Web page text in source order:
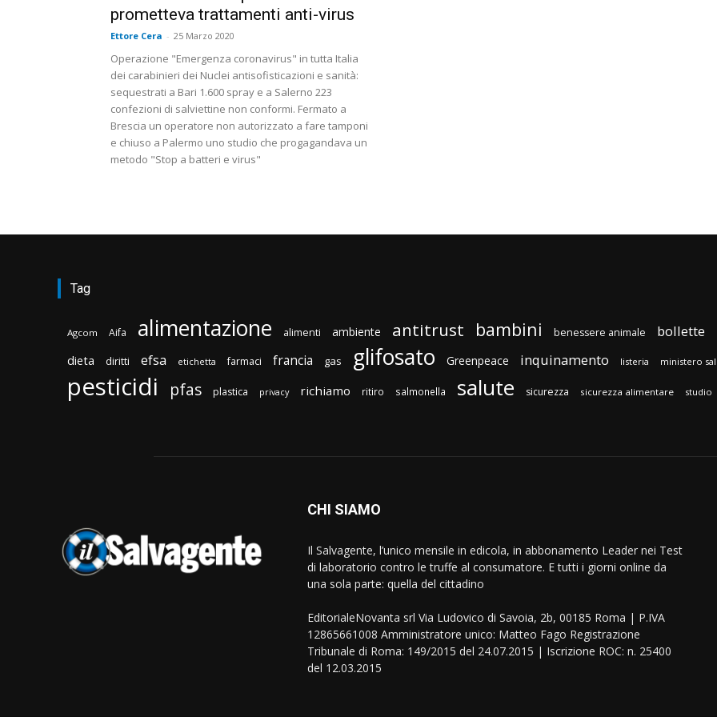
prometteva trattamenti anti-virus
Ettore Cera - 25 Marzo 2020
Operazione "Emergenza coronavirus" in tutta Italia
dei carabinieri dei Nuclei antisofisticazioni e sanità:
sequestrati a Bari 1.600 spray e a Salerno 223
confezioni di salviettine non conformi. Fermato a
Brescia un operatore non autorizzato a fare tamponi
e chiuso a Palermo uno studio che progagandava un
metodo "Stop a batteri e virus"
Tag
Agcom Aifa alimentazione alimenti ambiente antitrust bambini benessere animale bollette
dieta diritti efsa etichetta farmaci francia gas glifosato Greenpeace inquinamento listeria ministero
pesticidi pfas plastica privacy richiamo ritiro salmonella salute sicurezza sicurezza alimentare studio
CHI SIAMO
Il Salvagente, l’unico mensile in edicola, in abbonamento Leader nei Test
di laboratorio contro le truffe al consumatore. E tutti i giorni online da
una sola parte: quella del cittadino
EditorialeNovanta srl Via Ludovico di Savoia, 2b, 00185 Roma | P.IVA
12865661008 Amministratore unico: Matteo Fago Registrazione
Tribunale di Roma: 149/2015 del 24.07.2015 | Iscrizione ROC: n. 25400
del 12.03.2015